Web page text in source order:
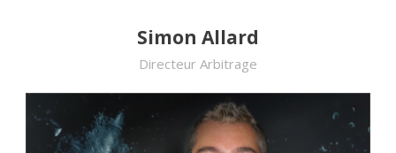
Simon Allard
Directeur Arbitrage